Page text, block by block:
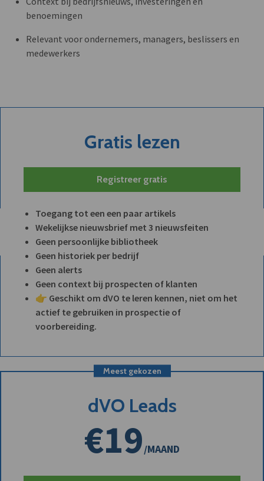
benoemingen
Relevant voor ondernemers, managers, beslissers en
medewerkers
Gratis lezen
Registreer gratis
Toegang tot een een paar artikels
Wekelijkse nieuwsbrief met 3 nieuwsfeiten
Geen persoonlijke bibliotheek
Geen historiek per bedrijf
Geen alerts
Geen context bij prospecten of klanten
👉 Geschikt om dVO te leren kennen, niet om het
actief te gebruiken in prospectie of
voorbereiding.
Meest gekozen
dVO Leads
€19/MAAND